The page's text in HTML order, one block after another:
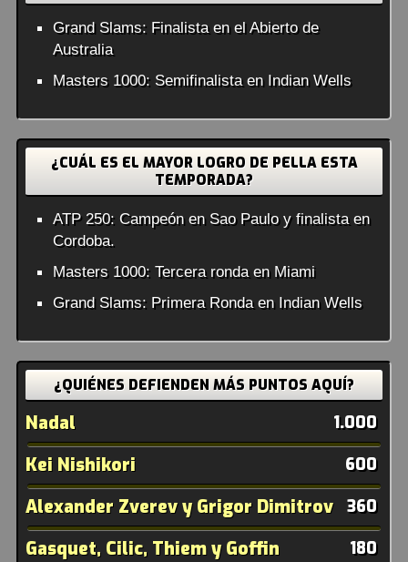
Grand Slams: Finalista en el Abierto de
Australia
Masters 1000: Semifinalista en Indian Wells
¿CUÁL ES EL MAYOR LOGRO DE PELLA ESTA
TEMPORADA?
ATP 250: Campeón en Sao Paulo y finalista en
Cordoba.
Masters 1000: Tercera ronda en Miami
Grand Slams: Primera Ronda en Indian Wells
¿QUIÉNES DEFIENDEN MÁS PUNTOS AQUÍ?
Nadal 1.000
Kei Nishikori 600
Alexander Zverev y Grigor Dimitrov 360
Gasquet, Cilic, Thiem y Goffin 180